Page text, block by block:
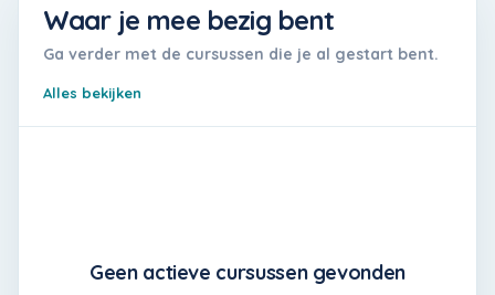
Waar je mee bezig bent
Ga verder met de cursussen die je al gestart bent.
Alles bekijken
Geen actieve cursussen gevonden